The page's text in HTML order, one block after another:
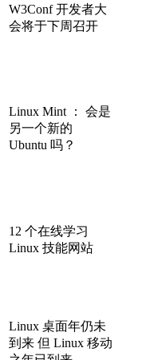
W3Conf 开发者大
会将于下周召开
Linux Mint ： 会是
另一个新的
Ubuntu 吗？
12 个在线学习
Linux 技能网站
Linux 桌面年仍未
到来 但 Linux 移动